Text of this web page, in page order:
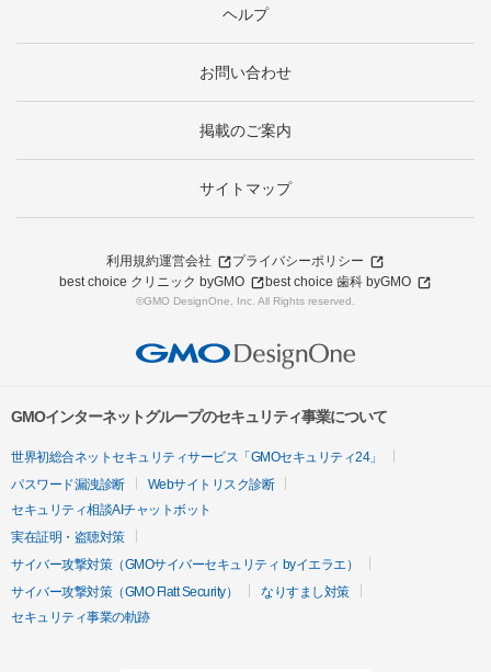
ヘルプ
お問い合わせ
掲載のご案内
サイトマップ
利用規約運営会社
プライバシーポリシー
best choice クリニック byGMO
best choice 歯科 byGMO
©GMO DesignOne, Inc. All Rights reserved.
GMOインターネットグループのセキュリティ事業について
世界初総合ネットセキュリティサービス「GMOセキュリティ24」
パスワード漏洩診断
Webサイトリスク診断
セキュリティ相談AIチャットボット
実在証明・盗聴対策
サイバー攻撃対策（GMOサイバーセキュリティ byイエラエ）
サイバー攻撃対策（GMO Flatt Security）
なりすまし対策
セキュリティ事業の軌跡